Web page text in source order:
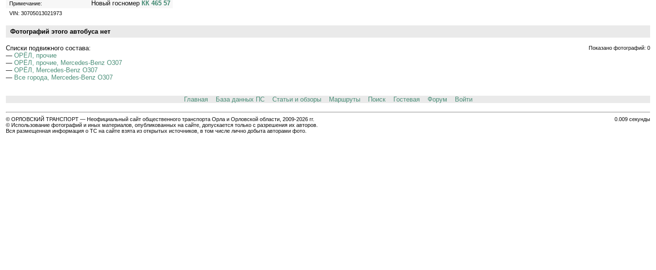
Примечание: Новый госномер КК 465 57
VIN: 30705013021973
Фотографий этого автобуса нет
Показано фотографий: 0
Cписки подвижного состава:
— ОРЁЛ, прочие
— ОРЁЛ, прочие, Mercedes-Benz O307
— ОРЁЛ, Mercedes-Benz O307
— Все города, Mercedes-Benz O307
Главная База данных ПС Статьи и обзоры Маршруты Поиск Гостевая Форум Войти
0.009 секунды
© ОРЛОВСКИЙ ТРАНСПОРТ — Неофициальный сайт общественного транспорта Орла и Орловской области, 2009-2026 гг.
© Использование фотографий и иных материалов, опубликованных на сайте, допускается только с разрешения их авторов.
Вся размещенная информация о ТС на сайте взята из открытых источников, в том числе лично добыта авторами фото.